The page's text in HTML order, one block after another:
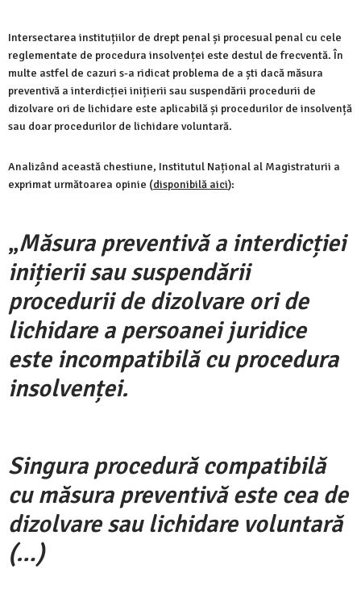
Intersectarea instituțiilor de drept penal și procesual penal cu cele
reglementate de procedura insolvenței este destul de frecventă. În
multe astfel de cazuri s-a ridicat problema de a ști dacă măsura
preventivă a interdicției inițierii sau suspendării procedurii de
dizolvare ori de lichidare este aplicabilă și procedurilor de insolvență
sau doar procedurilor de lichidare voluntară.
Analizând această chestiune, Institutul Național al Magistraturii a
exprimat următoarea opinie (disponibilă aici):
„Măsura preventivă a interdicției
inițierii sau suspendării
procedurii de dizolvare ori de
lichidare a persoanei juridice
este incompatibilă cu procedura
insolvenței.
Singura procedură compatibilă
cu măsura preventivă este cea de
dizolvare sau lichidare voluntară
(…)